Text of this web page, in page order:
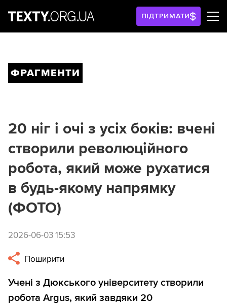
ПІДТРИМАТИ
ФРАГМЕНТИ
20 ніг і очі з усіх боків: вчені
створили революційного
робота, який може рухатися
в будь-якому напрямку
(ФОТО)
2026-06-03 15:53
Поширити
Учені з Дюкського університету створили
робота Argus, який завдяки 20